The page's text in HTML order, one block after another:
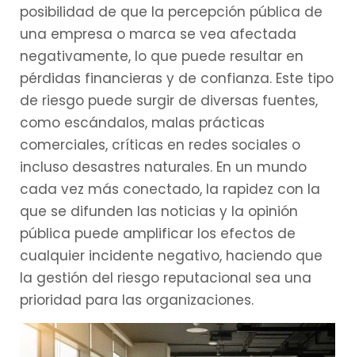
posibilidad de que la percepción pública de
una empresa o marca se vea afectada
negativamente, lo que puede resultar en
pérdidas financieras y de confianza. Este tipo
de riesgo puede surgir de diversas fuentes,
como escándalos, malas prácticas
comerciales, críticas en redes sociales o
incluso desastres naturales. En un mundo
cada vez más conectado, la rapidez con la
que se difunden las noticias y la opinión
pública puede amplificar los efectos de
cualquier incidente negativo, haciendo que
la gestión del riesgo reputacional sea una
prioridad para las organizaciones.